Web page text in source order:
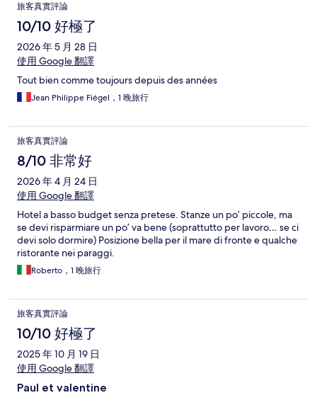
旅客真實評論
10/10 好極了
2026 年 5 月 28 日
使用 Google 翻譯
Tout bien comme toujours depuis des années
Jean Philippe Fiégel，1 晚旅行
旅客真實評論
8/10 非常好
2026 年 4 月 24 日
使用 Google 翻譯
Hotel a basso budget senza pretese. Stanze un po’ piccole, ma
se devi risparmiare un po’ va bene (soprattutto per lavoro… se ci
devi solo dormire) Posizione bella per il mare di fronte e qualche
ristorante nei paraggi.
Roberto，1 晚旅行
旅客真實評論
10/10 好極了
2025 年 10 月 19 日
使用 Google 翻譯
Paul et valentine